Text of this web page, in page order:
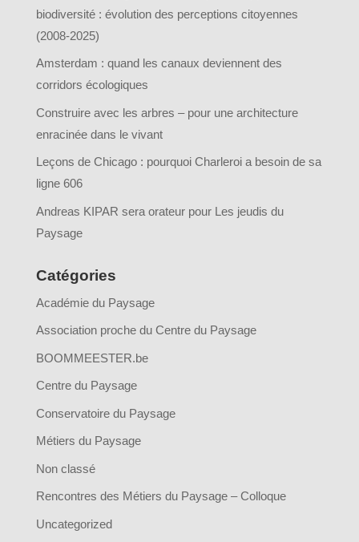
biodiversité : évolution des perceptions citoyennes
(2008-2025)
Amsterdam : quand les canaux deviennent des
corridors écologiques
Construire avec les arbres – pour une architecture
enracinée dans le vivant
Leçons de Chicago : pourquoi Charleroi a besoin de sa
ligne 606
Andreas KIPAR sera orateur pour Les jeudis du
Paysage
Catégories
Académie du Paysage
Association proche du Centre du Paysage
BOOMMEESTER.be
Centre du Paysage
Conservatoire du Paysage
Métiers du Paysage
Non classé
Rencontres des Métiers du Paysage – Colloque
Uncategorized